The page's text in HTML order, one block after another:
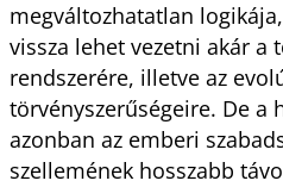
megváltozhatatlan
vissza lehet vezetni akár a
rendszerére, illetve az
törvényszerűségeire. De a
azonban az emberi
szellemének hosszabb